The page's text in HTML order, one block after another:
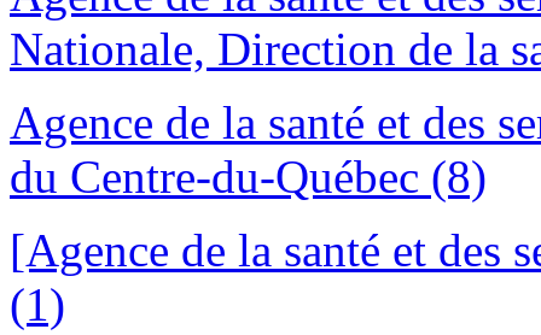
Nationale, Direction de la
Agence de la santé et des
du Centre-du-Québec (8)
[Agence de la santé et des
(1)